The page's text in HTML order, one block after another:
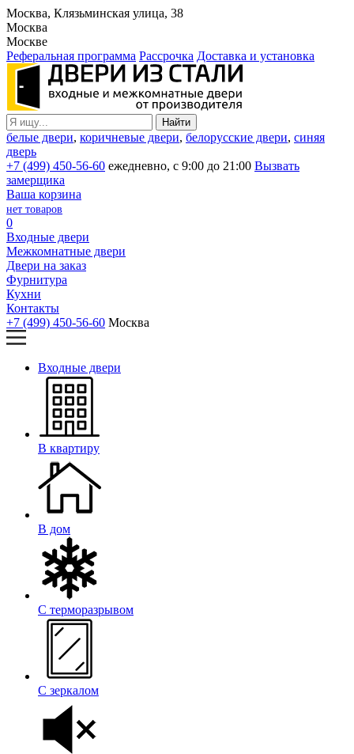
Москва, Клязьминская улица, 38
Москва
Москве
Реферальная программа Рассрочка Доставка и установка
белые двери, коричневые двери, белорусские двери, синяя
дверь
+7 (499) 450-56-60 ежедневно, с 9:00 до 21:00 Вызвать
замерщика
Ваша корзина
нет товаров
0
Входные двери
Межкомнатные двери
Двери на заказ
Фурнитура
Кухни
Контакты
+7 (499) 450-56-60 Москва
Входные двери
В квартиру
В дом
С терморазрывом
С зеркалом